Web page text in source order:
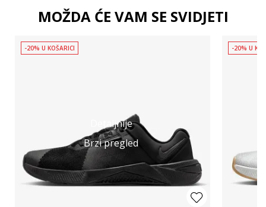
MOŽDA ĆE VAM SE SVIDJETI
Detaljnije
Brzi pregled
-20% U KOŠARICI -20% U